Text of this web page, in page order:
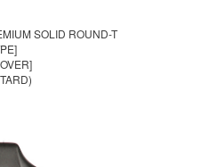
SOLID ROUND-T